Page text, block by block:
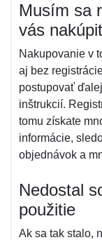
Musím sa
vás
Nakupovanie v
aj bez
postupovať
inštrukcií.
tomu získate
informácie,
objednávok a
Nedostal
použitie
Ak sa tak stalo,